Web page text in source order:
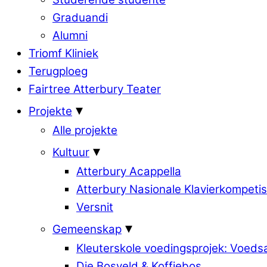
Graduandi
Alumni
Triomf Kliniek
Terugploeg
Fairtree Atterbury Teater
Projekte
Alle projekte
Kultuur
Atterbury Acappella
Atterbury Nasionale
Versnit
Gemeenskap
Kleuterskole voedingsprojek: